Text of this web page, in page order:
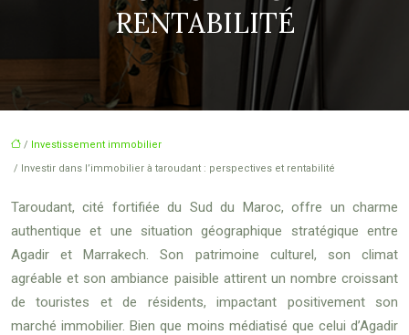
RENTABILITÉ
/ Investissement immobilier
/ Investir dans l’immobilier à taroudant : perspectives et rentabilité
Taroudant, cité fortifiée du Sud du Maroc, offre un charme
authentique et une situation géographique stratégique entre
Agadir et Marrakech. Son patrimoine culturel, son climat
agréable et son ambiance paisible attirent un nombre croissant
de touristes et de résidents, impactant positivement son
marché immobilier. Bien que moins médiatisé que celui d’Agadir